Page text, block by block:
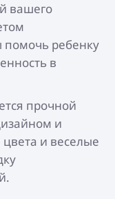
вашего
помочь ребенку
в
прочной
и
и веселые